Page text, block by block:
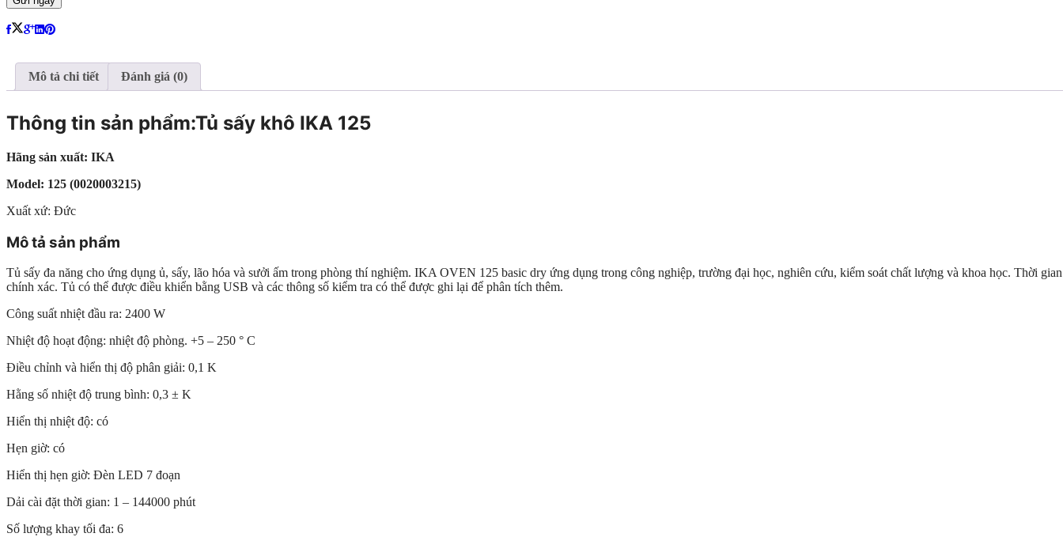
Mô tả chi tiết Đánh giá (0)
Thông tin sản phẩm:Tủ sấy khô IKA 125
Hãng sản xuất: IKA
Model: 125 (0020003215)
Xuất xứ: Đức
Mô tả sản phẩm
Tủ sấy đa năng cho ứng dụng ủ, sấy, lão hóa và sưởi ấm trong phòng thí nghiệm. IKA OVEN 125 basic dry ứng dụng trong công nghiệp, trường đại học, nghiên cứu, kiểm soát chất lượng và khoa học. Thời
chính xác. Tủ có thể được điều khiển bằng USB và các thông số kiểm tra có thể được ghi lại để phân tích thêm.
Công suất nhiệt đầu ra: 2400 W
Nhiệt độ hoạt động: nhiệt độ phòng. +5 – 250 ° C
Điều chỉnh và hiển thị độ phân giải: 0,1 K
Hằng số nhiệt độ trung bình: 0,3 ± K
Hiển thị nhiệt độ: có
Hẹn giờ: có
Hiển thị hẹn giờ: Đèn LED 7 đoạn
Dải cài đặt thời gian: 1 – 144000 phút
Số lượng khay tối đa: 6